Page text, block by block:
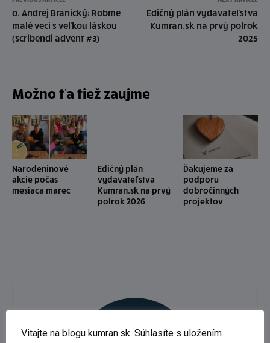
o. Andrej Branický: Robme
malé veci s veľkou láskou
(Scribendi advent #3)
Edičný plán vydavateľstva
Kumran.sk na prvý polrok
2025
Možno ťa tiež zaujme
Narodeninové
akcie počas
mesiaca marec
Edičný plán
vydavateľstva
Kumran.sk na prvý
polrok 2026
Ďakujeme za
podporu
dobročinných
projektov
Vitajte na blogu kumran.sk. Súhlasíte s uložením